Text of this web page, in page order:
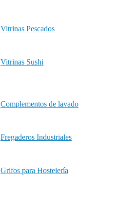
Vitrinas Pescados
Vitrinas Sushi
Complementos de lavado
Fregaderos Industriales
Grifos para Hostelería